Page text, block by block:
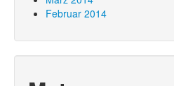
Februar 2014